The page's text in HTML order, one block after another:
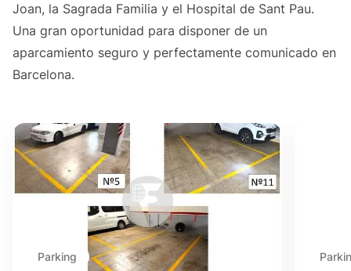
Joan, la Sagrada Familia y el Hospital de Sant Pau.
Una gran oportunidad para disponer de un
aparcamiento seguro y perfectamente comunicado en
Barcelona.
Parking